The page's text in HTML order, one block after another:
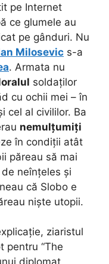
pe Internet
ce glumele au
pe gânduri. Nu
Milosevic s-a
. Armata nu
soldaților
cu ochii mei – în
cel al civililor. Ba
nemulțumiți
în condiții atât
păreau să mai
neînțeles și
că Slobo e
niște utopii.
ziaristul
pentru “The